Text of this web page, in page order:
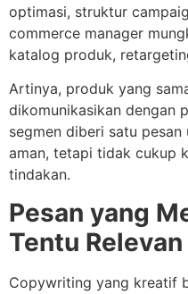
optimasi, struktur
commerce manager
katalog produk,
Artinya, produk yang
dikomunikasikan dengan
segmen diberi satu
aman, tetapi tidak cukup
tindakan.
Pesan yang
Tentu Relevan
Copywriting yang kreatif